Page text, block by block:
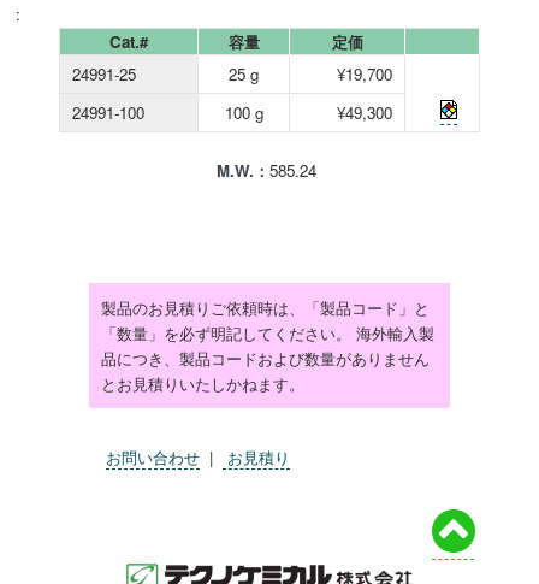
:
Cat.#
容量
定価
24991-25
25 g
¥19,700
24991-100
100 g ¥49,300
M.W.：585.24
製品のお見積りご依頼時は、「製品コード」と
「数量」を必ず明記してください。 海外輸入製
品につき、製品コードおよび数量がありません
とお見積りいたしかねます。
お問い合わせ | お見積り